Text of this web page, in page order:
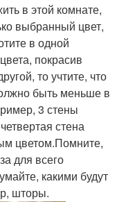
в этой комнате,
выбранный цвет,
в одной
покрасив
то учтите, что
быть меньше в
3 стены
стена
цветом.Помните,
для всего
какими будут
шторы.